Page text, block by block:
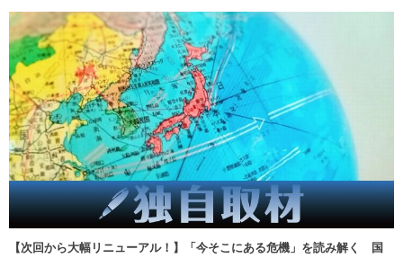
【次回から大幅リニューアル！】「今そこにある危機」を読み解く 国